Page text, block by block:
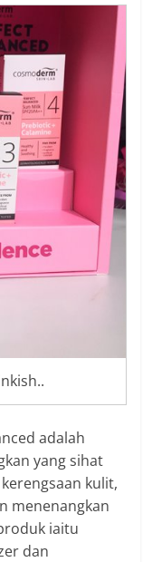
adalah
yang sihat
kulit,
menenangkan
iaitu
dan